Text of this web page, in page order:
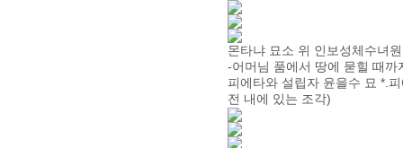
몬타냐 묘소 위 인보성체수녀
-어머님 품에서 땅에 묻힐 때
피에타와 설립자 윤을수 묘 *.
전 내에 있는 조각)